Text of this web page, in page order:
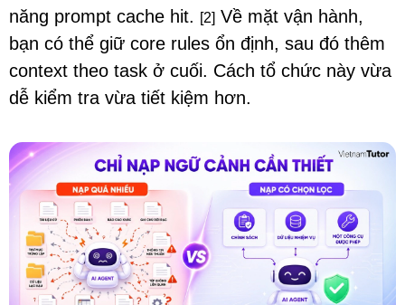
năng prompt cache hit. [2] Về mặt vận hành,
bạn có thể giữ core rules ổn định, sau đó thêm
context theo task ở cuối. Cách tổ chức này vừa
dễ kiểm tra vừa tiết kiệm hơn.